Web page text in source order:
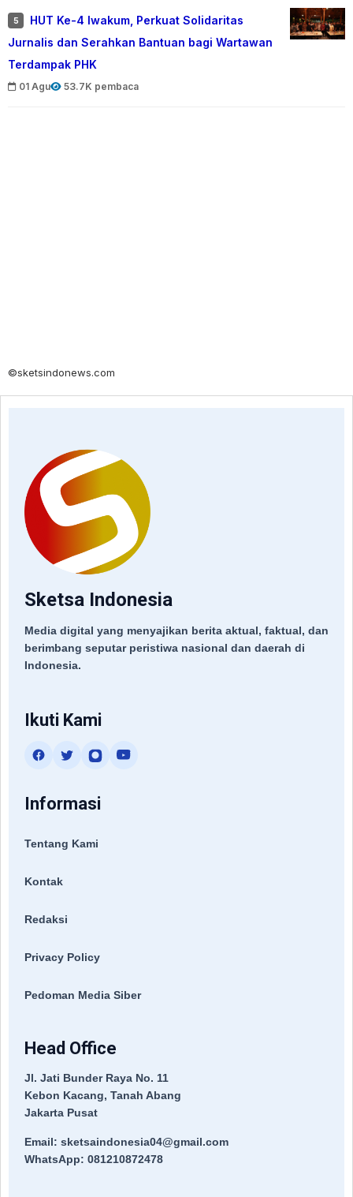
5
HUT Ke-4 Iwakum, Perkuat Solidaritas
Jurnalis dan Serahkan Bantuan bagi Wartawan
Terdampak PHK
01 Agu 53.7K pembaca
©sketsindonews.com
Sketsa Indonesia
Media digital yang menyajikan berita aktual, faktual, dan
berimbang seputar peristiwa nasional dan daerah di
Indonesia.
Ikuti Kami
Informasi
Tentang Kami
Kontak
Redaksi
Privacy Policy
Pedoman Media Siber
Head Office
Jl. Jati Bunder Raya No. 11
Kebon Kacang, Tanah Abang
Jakarta Pusat
Email: sketsaindonesia04@gmail.com
WhatsApp: 081210872478